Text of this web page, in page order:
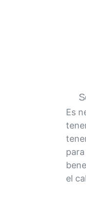
Es
el